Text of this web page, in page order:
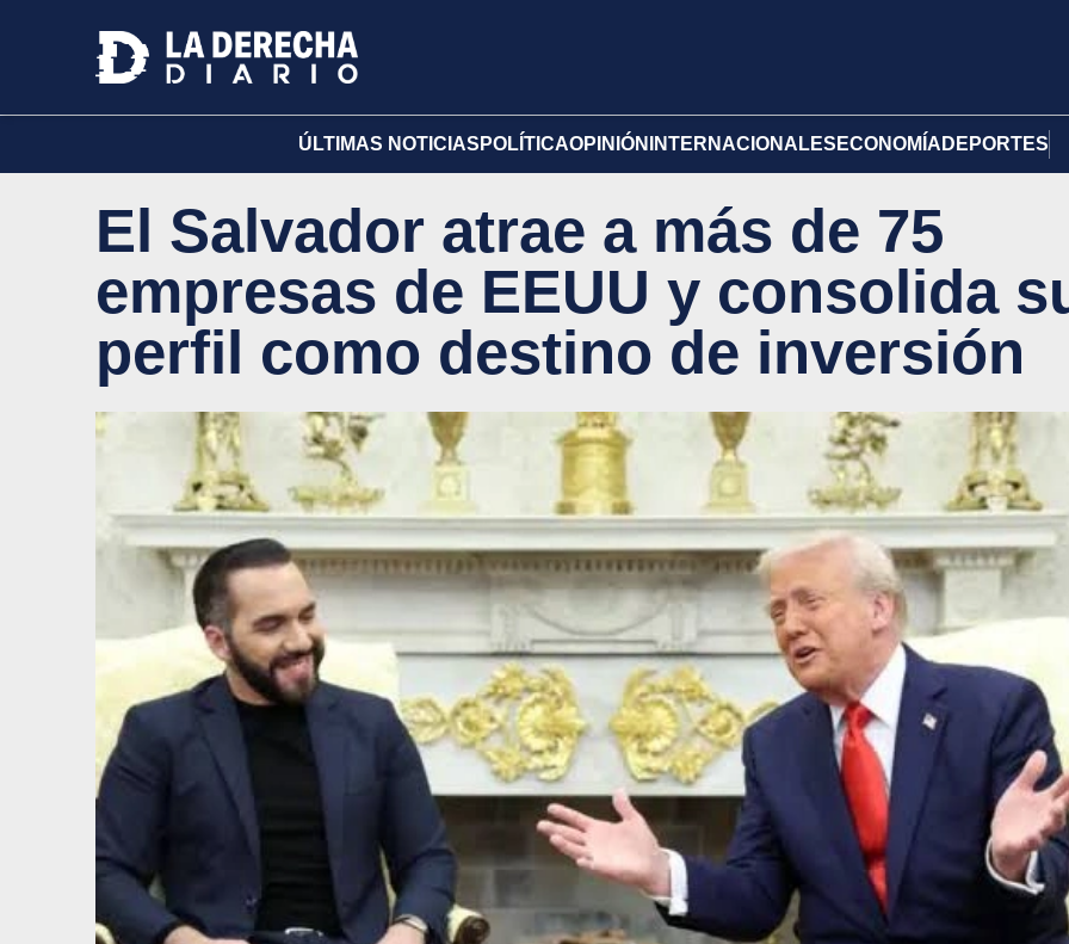
ÚLTIMAS NOTICIAS POLÍTICAOPINIÓN INTERNACIONALES ECONOMÍA DEPORTES
El Salvador atrae a más de 75
empresas de EEUU y consolida
perfil como destino de inversión